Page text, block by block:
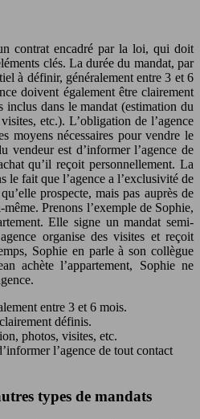
contrat encadré par la loi, qui doit
clés. La durée du mandat, par
à définir, généralement entre 3 et 6
doivent également être clairement
inclus dans le mandat (estimation du
etc.). L’obligation de l’agence
moyens nécessaires pour vendre le
vendeur est d’informer l’agence de
qu’il reçoit personnellement. La
le fait que l’agence a l’exclusivité de
prospecte, mais pas auprès de
Prenons l’exemple de Sophie,
Elle signe un mandat semi-
organise des visites et reçoit
Sophie en parle à son collègue
achète l’appartement, Sophie ne
entre 3 et 6 mois.
définis.
photos, visites, etc.
l’agence de tout contact
types de mandats